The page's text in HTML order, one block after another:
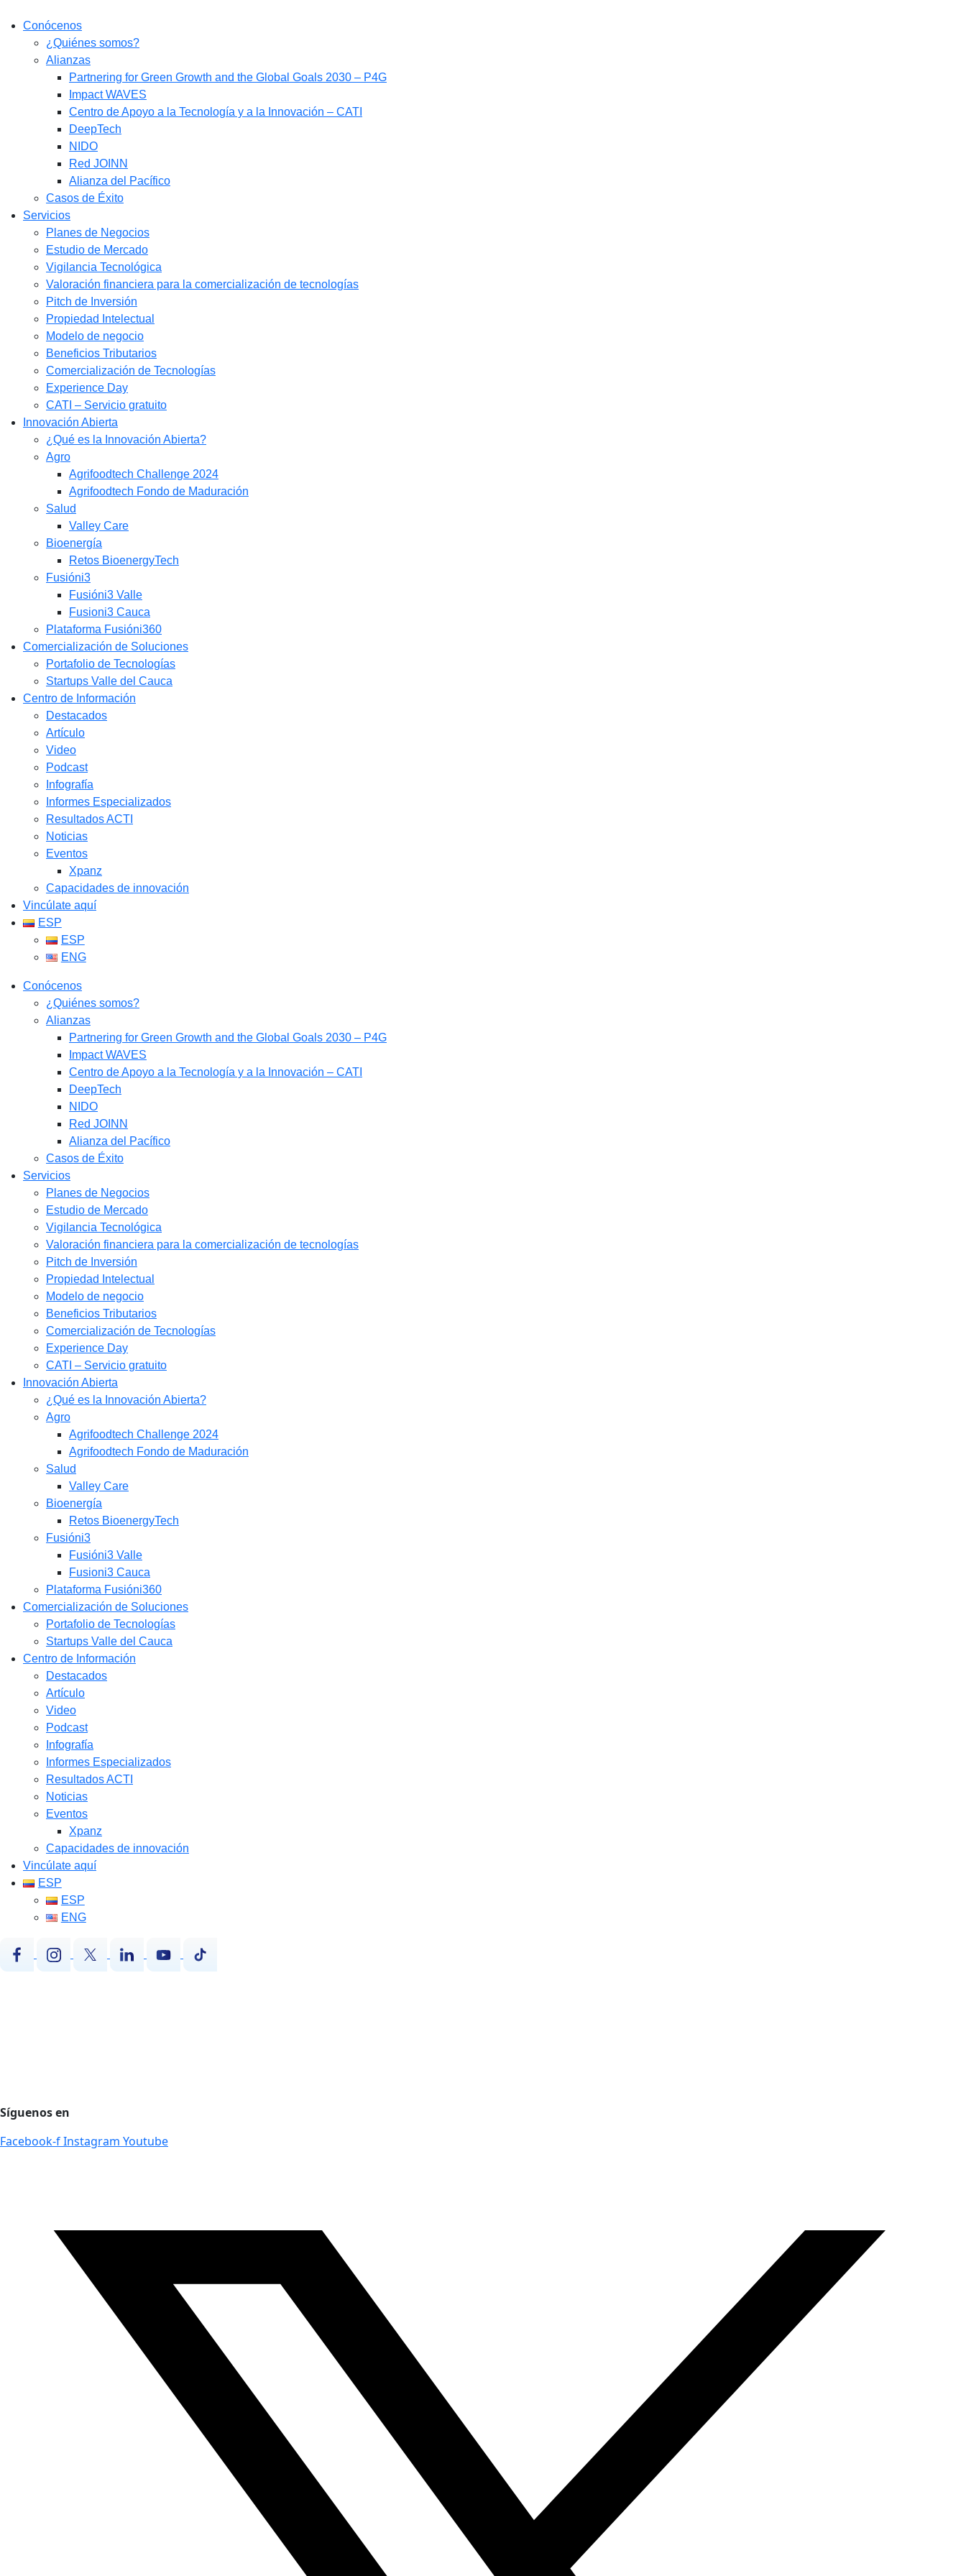
Conócenos
¿Quiénes somos?
Alianzas
Partnering for Green Growth and the Global Goals 2030 – P4G
Impact WAVES
Centro de Apoyo a la Tecnología y a la Innovación – CATI
DeepTech
NIDO
Red JOINN
Alianza del Pacífico
Casos de Éxito
Servicios
Planes de Negocios
Estudio de Mercado​
Vigilancia Tecnológica
Valoración financiera para la comercialización de tecnologías
Pitch de Inversión
Propiedad Intelectual
Modelo de negocio
Beneficios Tributarios
Comercialización de Tecnologías
Experience Day
CATI – Servicio gratuito
Innovación Abierta
¿Qué es la Innovación Abierta?
Agro
Agrifoodtech Challenge 2024
Agrifoodtech Fondo de Maduración
Salud
Valley Care
Bioenergía
Retos BioenergyTech
Fusióni3
Fusióni3 Valle
Fusioni3 Cauca
Plataforma Fusióni360
Comercialización de Soluciones
Portafolio de Tecnologías
Startups Valle del Cauca
Centro de Información
Destacados
Artículo
Video
Podcast
Infografía
Informes Especializados
Resultados ACTI
Noticias
Eventos
Xpanz
Capacidades de innovación
Vincúlate aquí
ESP
ESP
ENG
Conócenos
¿Quiénes somos?
Alianzas
Partnering for Green Growth and the Global Goals 2030 – P4G
Impact WAVES
Centro de Apoyo a la Tecnología y a la Innovación – CATI
DeepTech
NIDO
Red JOINN
Alianza del Pacífico
Casos de Éxito
Servicios
Planes de Negocios
Estudio de Mercado​
Vigilancia Tecnológica
Valoración financiera para la comercialización de tecnologías
Pitch de Inversión
Propiedad Intelectual
Modelo de negocio
Beneficios Tributarios
Comercialización de Tecnologías
Experience Day
CATI – Servicio gratuito
Innovación Abierta
¿Qué es la Innovación Abierta?
Agro
Agrifoodtech Challenge 2024
Agrifoodtech Fondo de Maduración
Salud
Valley Care
Bioenergía
Retos BioenergyTech
Fusióni3
Fusióni3 Valle
Fusioni3 Cauca
Plataforma Fusióni360
Comercialización de Soluciones
Portafolio de Tecnologías
Startups Valle del Cauca
Centro de Información
Destacados
Artículo
Video
Podcast
Infografía
Informes Especializados
Resultados ACTI
Noticias
Eventos
Xpanz
Capacidades de innovación
Vincúlate aquí
ESP
ESP
ENG
Síguenos en
Facebook-fInstagram Youtube